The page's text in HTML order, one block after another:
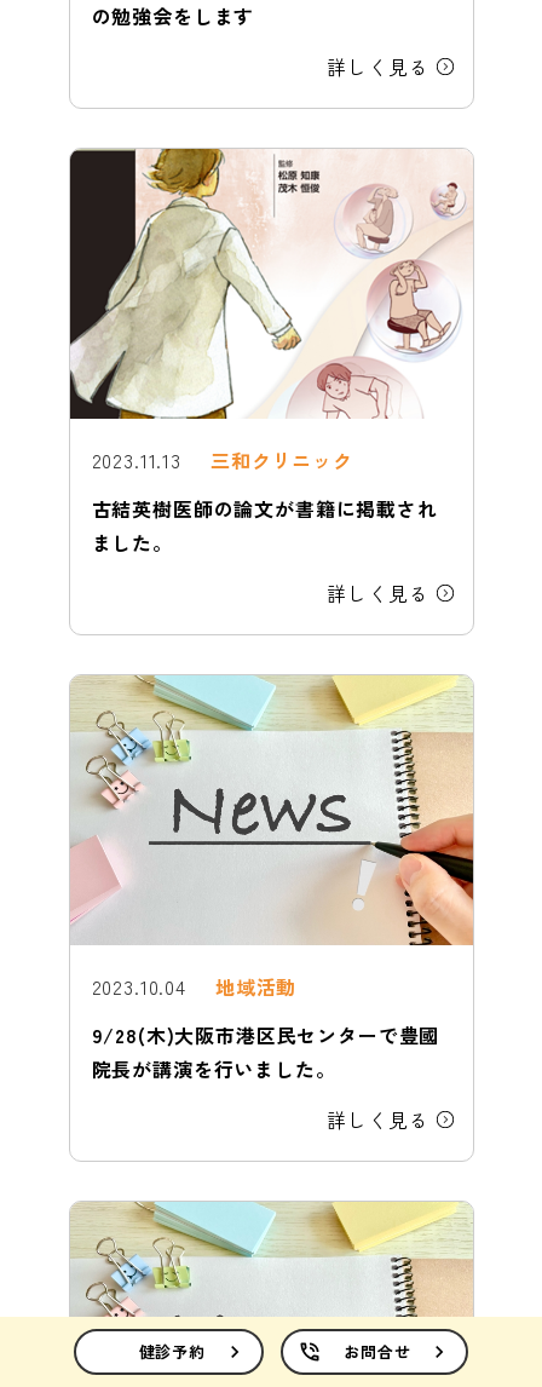
の勉強会をします
詳しく見る
2023.11.13
三和クリニック
古結英樹医師の論文が書籍に掲載され
ました。
詳しく見る
2023.10.04
地域活動
9/28(木)大阪市港区民センターで豊國
院長が講演を行いました。
詳しく見る
健診予約 chevron_right phone_in_talk お問合せ chevron_right